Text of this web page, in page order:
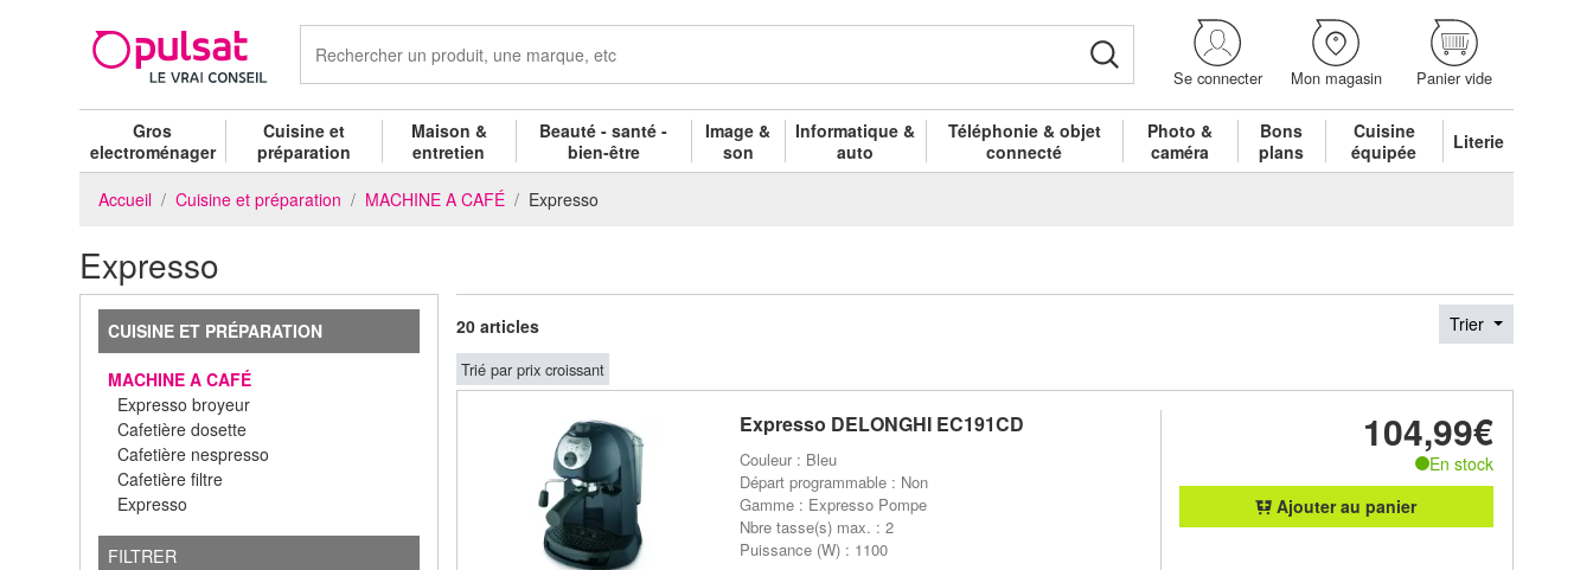
Se connecter Mon magasin Panier vide
Gros
electroménager
Cuisine et
préparation
Maison &
entretien
Beauté - santé -
bien-être
Image &
son
Informatique &
auto
Téléphonie & objet
connecté
Photo &
caméra
Bons
plans
Cuisine
équipée
Literie
Accueil Cuisine et préparation MACHINE A CAFÉ Expresso
Expresso
CUISINE ET PRÉPARATION
MACHINE A CAFÉ
Expresso broyeur
Cafetière dosette
Cafetière nespresso
Cafetière filtre
Expresso
FILTRER
20 articles Trier
Trié par prix croissant
Expresso DELONGHI EC191CD
Couleur : Bleu
Départ programmable : Non
Gamme : Expresso Pompe
Nbre tasse(s) max. : 2
Puissance (W) : 1100
104,99€
En stock
Ajouter au panier